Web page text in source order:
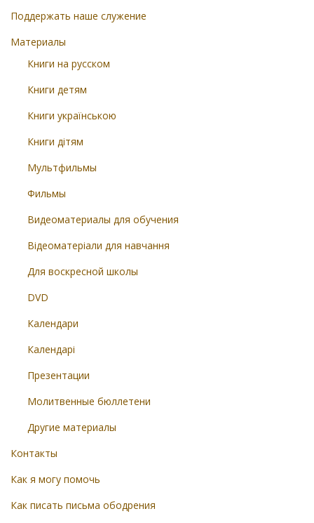
Поддержать наше служение
Материалы
Книги на русском
Книги детям
Книги українською
Книги дітям
Мультфильмы
Фильмы
Видеоматериалы для обучения
Відеоматеріали для навчання
Для воскресной школы
DVD
Календари
Календарі
Презентации
Молитвенные бюллетени
Другие материалы
Контакты
Как я могу помочь
Как писать письма ободрения